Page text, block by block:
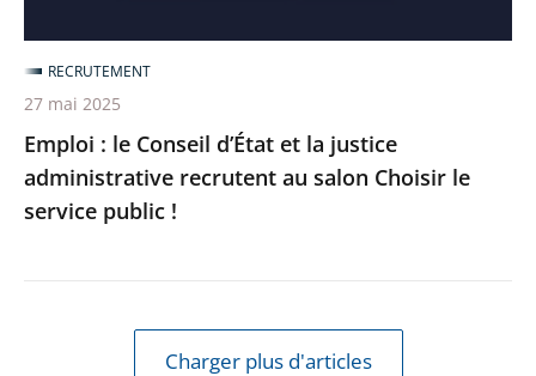
recrutent
au
salon
Choisir
le
service
Emploi : le Conseil d’État et la justice
administrative recrutent au salon Choisir le
service public !
RECRUTEMENT
27 mai 2025
Charger plus d'articles